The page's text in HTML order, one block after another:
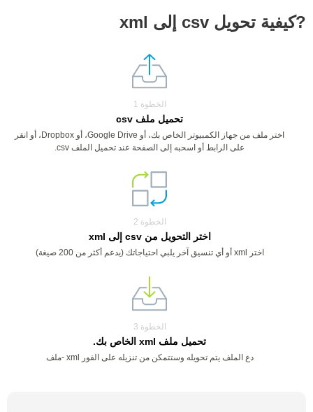
?كيفية تحويل csv إلى xml
الخطوة 1
تحميل ملف csv
اختر ملف من جهاز الكمبيوتر الخاص بك، أو Google Drive، أو Dropbox، أو انقر
على الرابط أو اسحبه إلى الصفحة عند تحميل الملف csv.
الخطوة 2
اختر التحويل من csv إلى xml
اختر xml أو أي تنسيق آخر يلبي احتياجاتك (يدعم أكثر من 200 صيغة)
الخطوة 3
تحميل ملف xml الخاص بك.
دع الملف يتم تحويله وستتمكن من تنزيله على الفور xml -ملف